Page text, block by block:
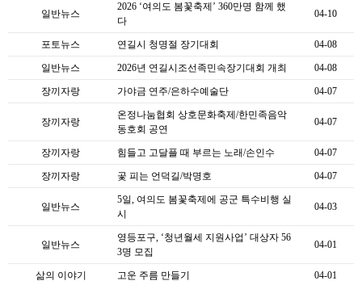
일반뉴스
2026 ‘여의도 봄꽃축제’ 360만명 함께 했
다
04-10
포토뉴스 연길시 청명절 장기대회 04-08
일반뉴스 2026년 연길시조선족민속장기대회 개최 04-08
장끼자랑 가야금 연주/은하수예술단 04-07
장끼자랑
온정나눔협회 상호문화축제/한민족음악
동호회 공연
04-07
장끼자랑 힘들고 고달플 때 부르는 노래/손인수 04-07
장끼자랑 곷 피는 언덕길/박명호 04-07
일반뉴스
5일, 여의도 봄꽃축제에 공군 특수비행 실
시
04-03
일반뉴스
영등포구, ‘청년월세 지원사업’ 대상자 56
3명 모집
04-01
삶의 이야기 고운 주름 만들기 04-01